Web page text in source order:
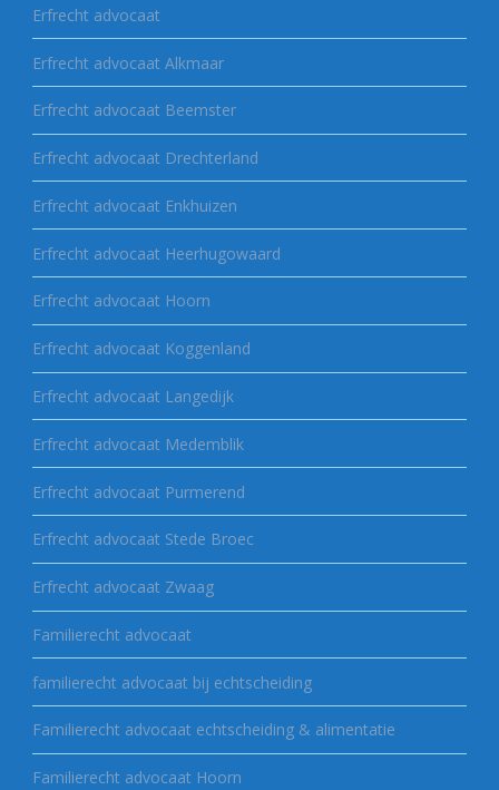
Erfrecht advocaat
Erfrecht advocaat Alkmaar
Erfrecht advocaat Beemster
Erfrecht advocaat Drechterland
Erfrecht advocaat Enkhuizen
Erfrecht advocaat Heerhugowaard
Erfrecht advocaat Hoorn
Erfrecht advocaat Koggenland
Erfrecht advocaat Langedijk
Erfrecht advocaat Medemblik
Erfrecht advocaat Purmerend
Erfrecht advocaat Stede Broec
Erfrecht advocaat Zwaag
Familierecht advocaat
familierecht advocaat bij echtscheiding
Familierecht advocaat echtscheiding & alimentatie
Familierecht advocaat Hoorn